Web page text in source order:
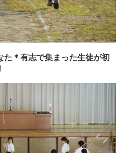
た＊有志で集まった生徒が初